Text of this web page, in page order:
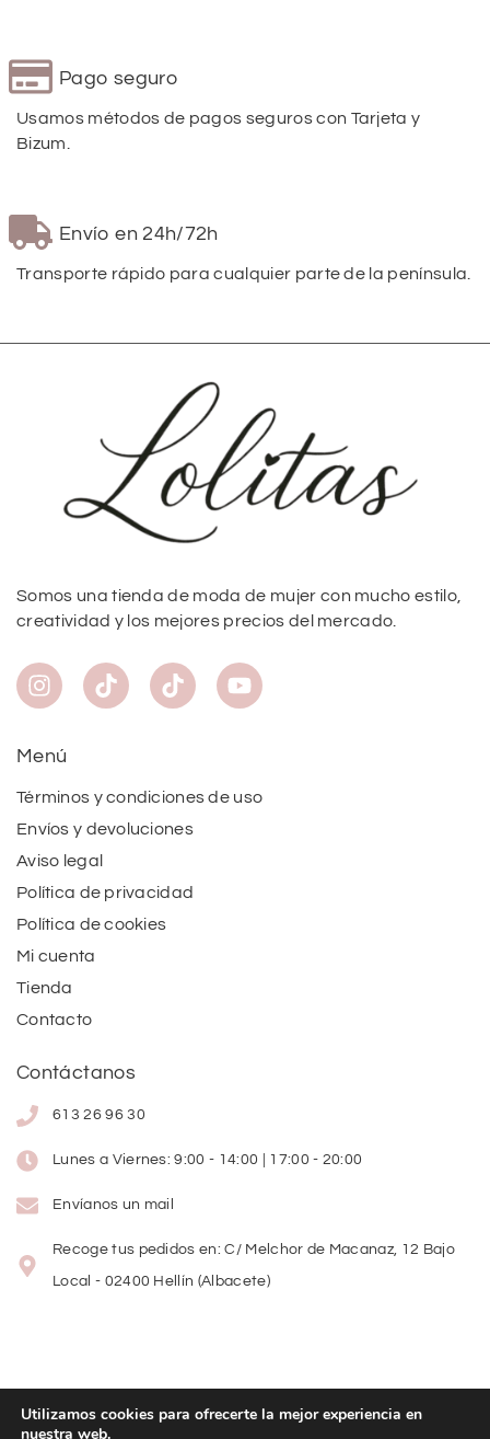
Pago seguro
Usamos métodos de pagos seguros con Tarjeta y
Bizum.
Envío en 24h/72h
Transporte rápido para cualquier parte de la península.
Somos una tienda de moda de mujer con mucho estilo,
creatividad y los mejores precios del mercado.
Menú
Términos y condiciones de uso
Envíos y devoluciones
Aviso legal
Política de privacidad
Política de cookies
Mi cuenta
Tienda
Contacto
Contáctanos
613 26 96 30
Lunes a Viernes: 9:00 - 14:00 | 17:00 - 20:00
Envíanos un mail
Recoge tus pedidos en: C/ Melchor de Macanaz, 12 Bajo
Local - 02400 Hellín (Albacete)
Utilizamos cookies para ofrecerte la mejor experiencia en
nuestra web.